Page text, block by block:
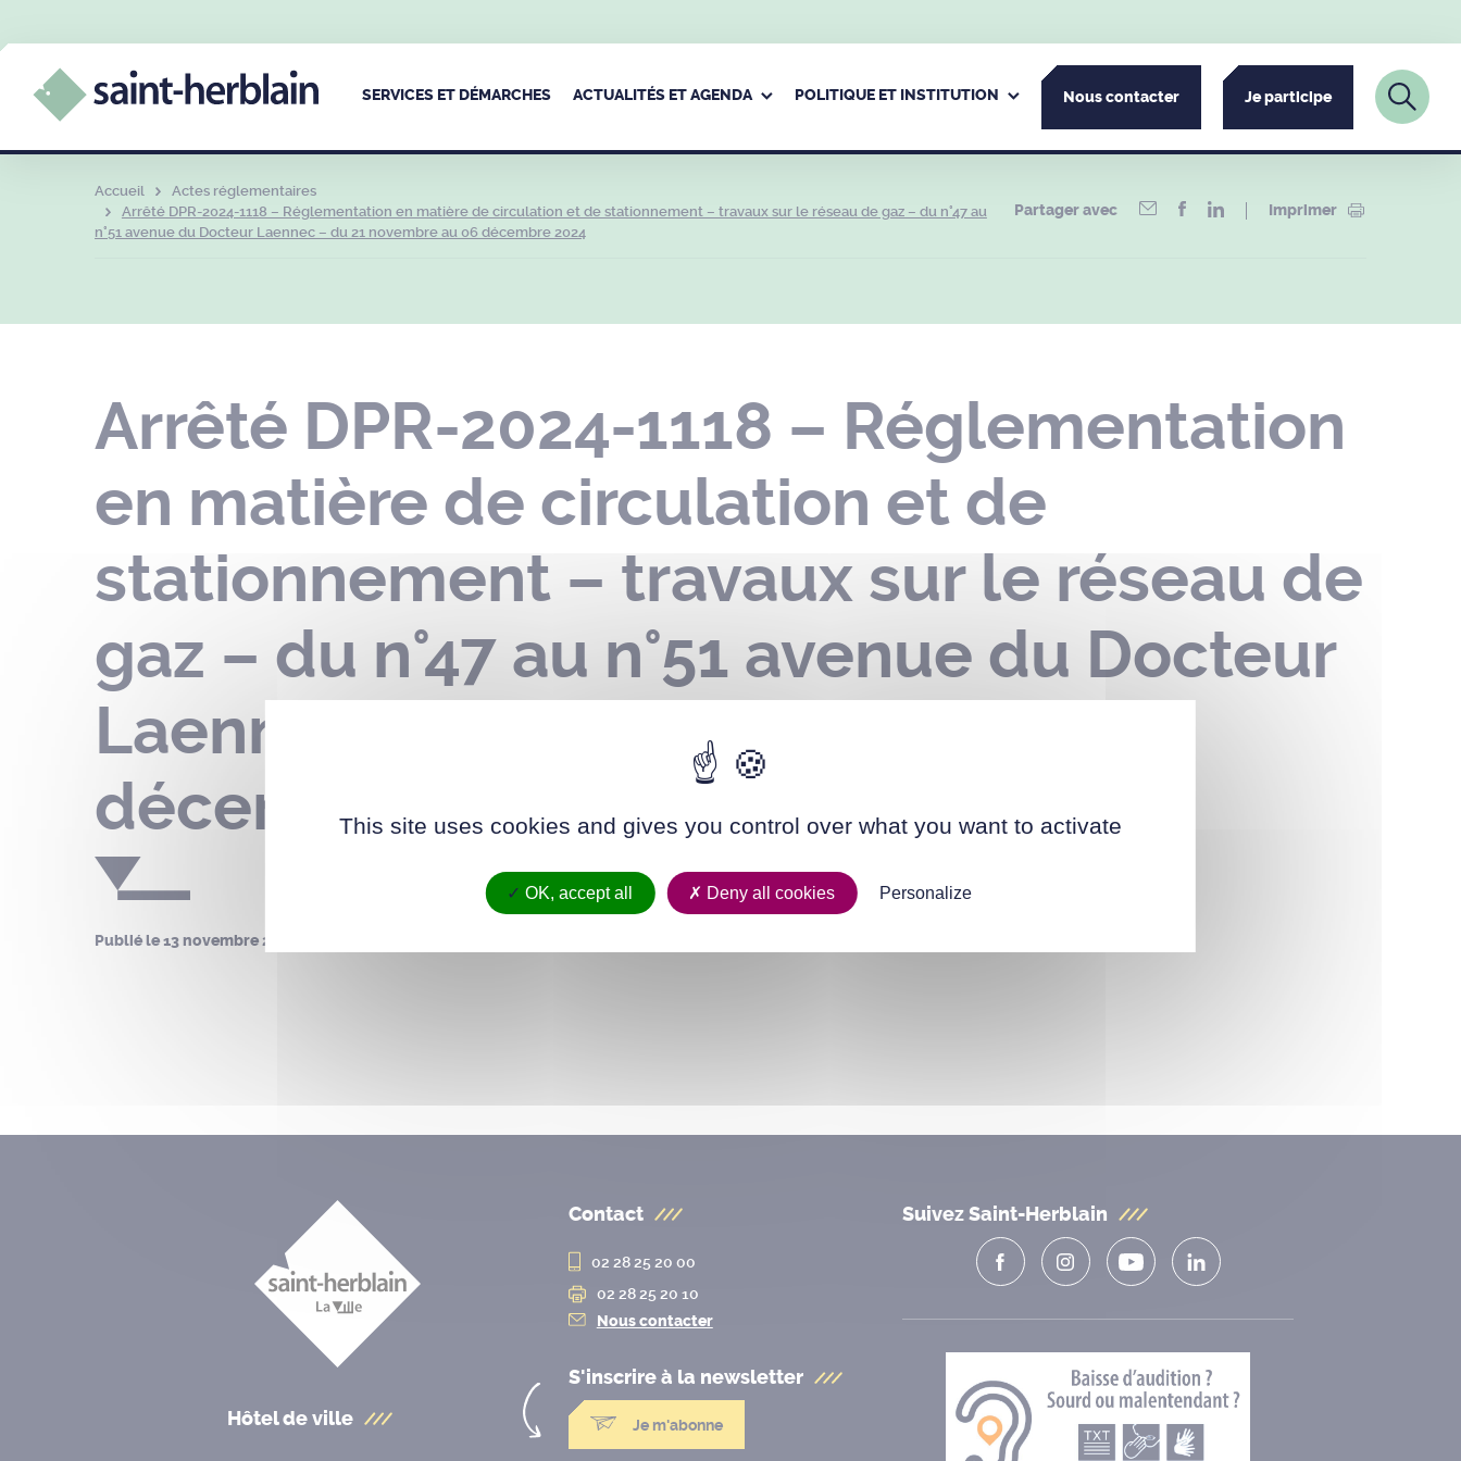
SERVICES ET DÉMARCHES ACTUALITÉS ET AGENDA POLITIQUE ET INSTITUTION Nous contacter Je participe
Accueil
Actes réglementaires
Arrêté DPR-2024-1118 – Réglementation en matière de circulation et de stationnement – travaux sur le réseau de gaz – du n°47 au
n°51 avenue du Docteur Laennec – du 21 novembre au 06 décembre 2024
Partager avec Imprimer
Arrêté DPR-2024-1118 – Réglementation
en matière de circulation et de
stationnement – travaux sur le réseau de
gaz – du n°47 au n°51 avenue du Docteur
Laennec – du 21 novembre au 06
décembre 2024
Publié le13 novembre 2024
Hôtel de ville
Contact
02 28 25 20 00
02 28 25 20 10
Nous contacter
S'inscrire à la newsletter
Je m'abonne
Suivez Saint-Herblain
This site uses cookies and gives you control over what you want to activate
OK, accept all Deny all cookies Personalize